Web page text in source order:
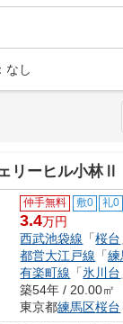
なし
リーヒル小林Ⅱ
仲手無料 敷0 礼0
3.4万円
西武池袋線 「桜台
都営大江戸線 「練
有楽町線 「氷川台
築54年 / 20.00㎡
東京都練馬区桜台